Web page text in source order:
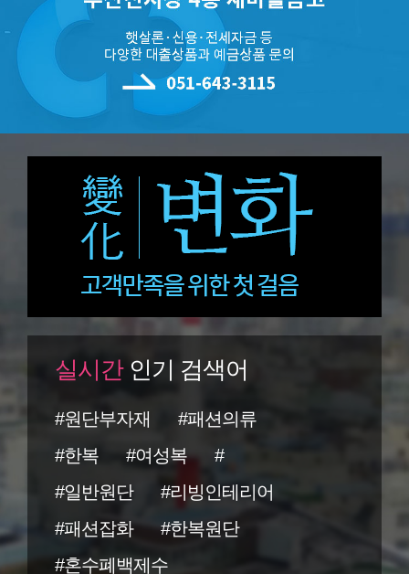
실시간인기 검색어
#원단부자재
#패션의류
#한복
#여성복
#
#일반원단
#리빙인테리어
#패션잡화
#한복원단
#혼수폐백제수